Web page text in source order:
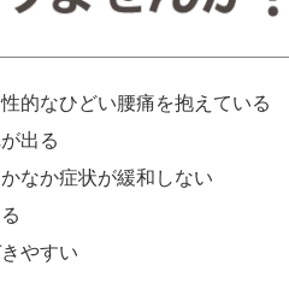
的なひどい腰痛を抱えている
出る
なか症状が緩和しない
やすい